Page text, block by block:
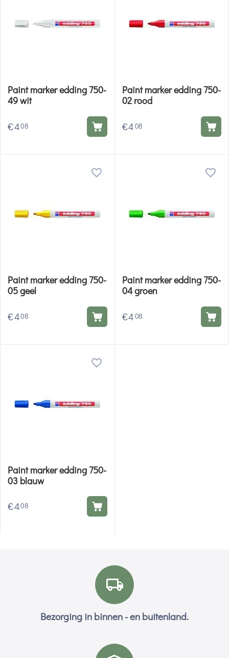
Paint marker edding 750-
49 wit
€408
Paint marker edding 750-
02 rood
€408
Paint marker edding 750-
05 geel
€408
Paint marker edding 750-
04 groen
€408
Paint marker edding 750-
03 blauw
€408
Bezorging in binnen - en buitenland.